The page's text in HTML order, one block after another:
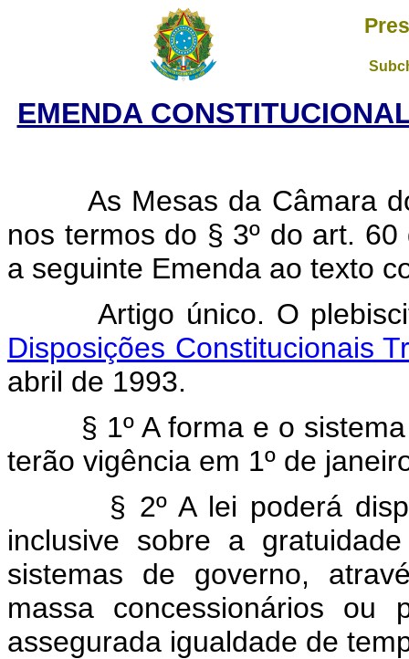
EMENDA
As Mesas da Câmara
nos termos do § 3º do art.
a seguinte Emenda ao texto
Artigo único. O
Disposições Constitucionais
abril de 1993.
§ 1º A forma e o sistema
terão vigência em 1º de
§ 2º A lei poderá dispor
inclusive sobre a
sistemas de governo,
massa concessionários ou
assegurada igualdade de